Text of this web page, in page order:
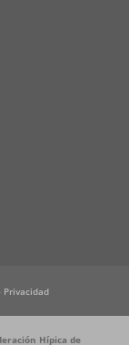
Privacidad
Hípica de